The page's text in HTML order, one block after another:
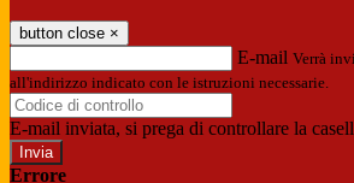
button close ×
E-mail Verrà
all'indirizzo indicato con le istruzioni necessarie.
E-mail inviata, si prega di controllare la
Errore